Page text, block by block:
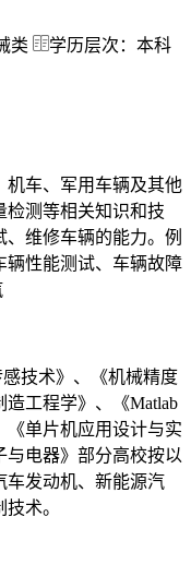
类
学历层次：本科
车、军用车辆及其他
检测等相关知识和技
维修车辆的能力。例
辆性能测试、车辆故障
技术》、《机械精度
工程学》、《Matlab
《单片机应用设计与实
与电器》部分高校按以
车发动机、新能源汽
术。